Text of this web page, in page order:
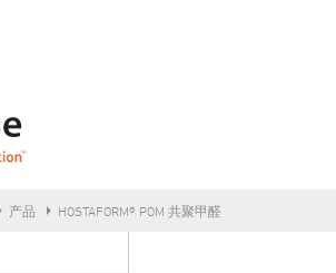
产品 HOSTAFORM® POM 共聚甲醛